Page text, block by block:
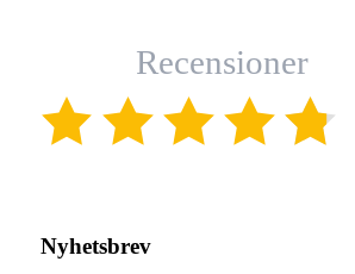
Recensioner
Nyhetsbrev